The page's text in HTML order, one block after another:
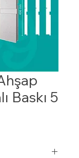
Baskı 5